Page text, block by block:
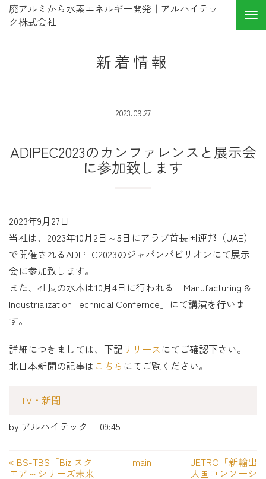
廃アルミから水素エネルギー開発｜アルハイテッ
ク株式会社
新着情報
2023.09.27
ADIPEC2023のカンファレンスと展示会
に参加致します
2023年9月27日
当社は、2023年10月2日～5日にアラブ首長国連邦（UAE）
で開催されるADIPEC2023のジャパンパビリオンにて展示
会に参加致します。
また、社長の水木は10月4日に行われる「Manufacturing &
Industrialization Technicial Confernce」にて講演を行いま
す。
詳細につきましては、下記 リリース にてご確認下さい。
北日本新聞の記事は こちら にてご覧ください。
TV・新聞
by アルハイテック 09:45
« BS-TBS「Biz スク
エア～シリーズ未来
main JETRO「新輸出
大国コンソーシ